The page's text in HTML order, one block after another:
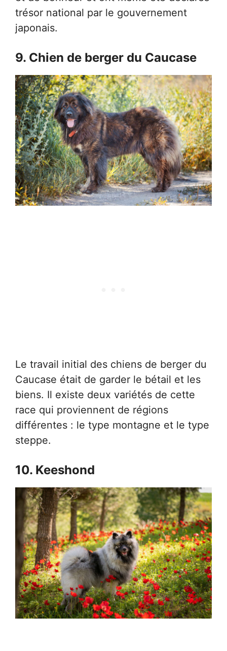
trésor national par le gouvernement
japonais.
9. Chien de berger du Caucase
Le travail initial des chiens de berger du
Caucase était de garder le bétail et les
biens. Il existe deux variétés de cette
race qui proviennent de régions
différentes : le type montagne et le type
steppe.
10. Keeshond